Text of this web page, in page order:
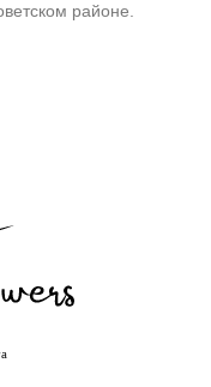
районе.